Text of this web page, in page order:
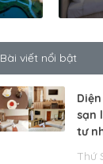
Bài viết nổi bật
sạn
tư
Thứ